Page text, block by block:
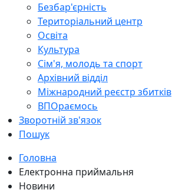
Безбар'єрність
Територіальний центр
Освіта
Культура
Сім'я, молодь та спорт
Архівний відділ
Міжнародний реєстр збитків
ВПОраємось
Зворотній зв'язок
Пошук
Головна
Електронна приймальня
Новини